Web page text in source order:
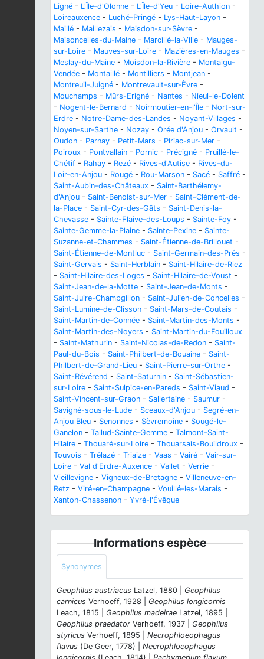
Ligné - L'Île-d'Olonne - L'Île-d'Yeu - Loire-Authion -
Loireauxence - Luché-Pringé - Lys-Haut-Layon -
Maillé - Maillezais - Maisdon-sur-Sèvre -
Maisoncelles-du-Maine - Marcillé-la-Ville - Mauges-
sur-Loire - Mauves-sur-Loire - Mazières-en-Mauges -
Meslay-du-Maine - Moisdon-la-Rivière - Montaigu-
Vendée - Montaillé - Montilliers - Montjean -
Montreuil-Juigné - Montrevault-sur-Èvre -
Mouchamps - Mûrs-Erigné - Nantes - Nieul-le-Dolent
- Nogent-le-Bernard - Noirmoutier-en-l'Île - Nort-sur-
Erdre - Notre-Dame-des-Landes - Noyant-Villages -
Noyen-sur-Sarthe - Nozay - Orée d'Anjou - Orvault -
Oudon - Parnay - Petit-Mars - Piriac-sur-Mer -
Poiroux - Pontvallain - Pornic - Précigné - Pruillé-le-
Chétif - Rahay - Rezé - Rives-d'Autise - Rives-du-
Loir-en-Anjou - Rougé - Rou-Marson - Sacé - Saffré -
Saint-Aubin-des-Châteaux - Saint-Barthélemy-
d'Anjou - Saint-Benoist-sur-Mer - Saint-Clément-de-
la-Place - Saint-Cyr-des-Gâts - Saint-Denis-la-
Chevasse - Sainte-Flaive-des-Loups - Sainte-Foy -
Sainte-Gemme-la-Plaine - Sainte-Pexine - Sainte-
Suzanne-et-Chammes - Saint-Étienne-de-Brillouet -
Saint-Étienne-de-Montluc - Saint-Germain-des-Prés -
Saint-Gervais - Saint-Herblain - Saint-Hilaire-de-Riez
- Saint-Hilaire-des-Loges - Saint-Hilaire-de-Voust -
Saint-Jean-de-la-Motte - Saint-Jean-de-Monts -
Saint-Juire-Champgillon - Saint-Julien-de-Concelles -
Saint-Lumine-de-Clisson - Saint-Mars-de-Coutais -
Saint-Martin-de-Connée - Saint-Martin-des-Monts -
Saint-Martin-des-Noyers - Saint-Martin-du-Fouilloux
- Saint-Mathurin - Saint-Nicolas-de-Redon - Saint-
Paul-du-Bois - Saint-Philbert-de-Bouaine - Saint-
Philbert-de-Grand-Lieu - Saint-Pierre-sur-Orthe -
Saint-Révérend - Saint-Saturnin - Saint-Sébastien-
sur-Loire - Saint-Sulpice-en-Pareds - Saint-Viaud -
Saint-Vincent-sur-Graon - Sallertaine - Saumur -
Savigné-sous-le-Lude - Sceaux-d'Anjou - Segré-en-
Anjou Bleu - Senonnes - Sèvremoine - Sougé-le-
Ganelon - Tallud-Sainte-Gemme - Talmont-Saint-
Hilaire - Thouaré-sur-Loire - Thouarsais-Bouildroux -
Touvois - Trélazé - Triaize - Vaas - Vairé - Vair-sur-
Loire - Val d'Erdre-Auxence - Vallet - Verrie -
Vieillevigne - Vigneux-de-Bretagne - Villeneuve-en-
Retz - Viré-en-Champagne - Vouillé-les-Marais -
Xanton-Chassenon - Yvré-l'Évêque
Informations espèce
Synonymes
Geophilus austriacus Latzel, 1880 | Geophilus
carnicus Verhoeff, 1928 | Geophilus longicornis
Leach, 1815 | Geophilus madeirae Latzel, 1895 |
Geophilus praedator Verhoeff, 1937 | Geophilus
styricus Verhoeff, 1895 | Necrophloeophagus
flavus (De Geer, 1778) | Necrophloeophagus